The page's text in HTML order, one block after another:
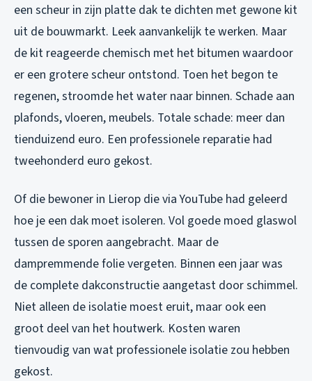
een scheur in zijn platte dak te dichten met gewone kit
uit de bouwmarkt. Leek aanvankelijk te werken. Maar
de kit reageerde chemisch met het bitumen waardoor
er een grotere scheur ontstond. Toen het begon te
regenen, stroomde het water naar binnen. Schade aan
plafonds, vloeren, meubels. Totale schade: meer dan
tienduizend euro. Een professionele reparatie had
tweehonderd euro gekost.
Of die bewoner in Lierop die via YouTube had geleerd
hoe je een dak moet isoleren. Vol goede moed glaswol
tussen de sporen aangebracht. Maar de
dampremmende folie vergeten. Binnen een jaar was
de complete dakconstructie aangetast door schimmel.
Niet alleen de isolatie moest eruit, maar ook een
groot deel van het houtwerk. Kosten waren
tienvoudig van wat professionele isolatie zou hebben
gekost.